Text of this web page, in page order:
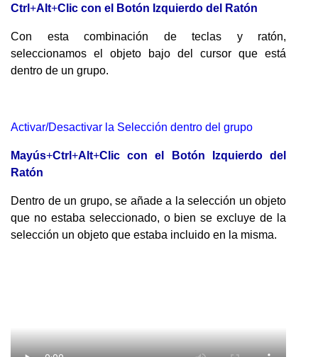
Ctrl +Alt+Clic con el Botón Izquierdo del Ratón
Con esta combinación de teclas y ratón,
seleccionamos el objeto bajo del cursor que está
dentro de un grupo.
Activar/Desactivar la Selección dentro del grupo
Mayús+Ctrl +Alt+Clic con el Botón Izquierdo del
Ratón
Dentro de un grupo, se añade a la selección un objeto
que no estaba seleccionado, o bien se excluye de la
selección un objeto que estaba incluido en la misma.